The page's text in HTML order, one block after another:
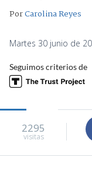
PorCarolina Reyes
Martes 30 junio de
Seguimos criterios de
2295
visitas